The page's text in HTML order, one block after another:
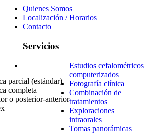
parcial (estándar)
completa
o posterior-anterior
Quienes Somos
Localización / Horarios
Contacto
Servicios
Estudios cefalométricos
computerizados
Fotografía clínica
Combinación de
tratamientos
Exploraciones
intraorales
Tomas panorámicas